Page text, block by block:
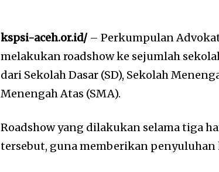
kspsi-aceh.or.id/– Perkumpulan
melakukan roadshow ke sejumlah
dari Sekolah Dasar (SD), Sekolah
Menengah Atas (SMA).
Roadshow yang dilakukan selama tiga
tersebut, guna memberikan penyuluhan